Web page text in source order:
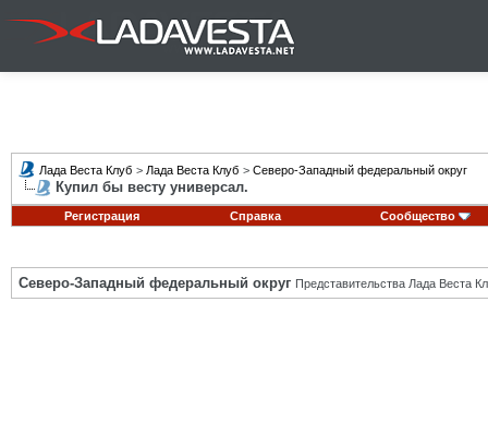
Лада Веста Клуб > Лада Веста Клуб > Северо-Западный федеральный округ
Купил бы весту универсал.
Регистрация Справка Сообщество
Северо-Западный федеральный округ Представительства Лада Веста